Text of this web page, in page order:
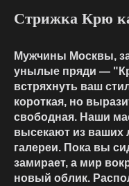
Стрижка Крю
Мужчины Москвы,
унылые пряди —
встряхнуть ваш
короткая, но
свободная. Наши
высекают из ваших
галереи. Пока вы
замирает, а мир
новый облик.